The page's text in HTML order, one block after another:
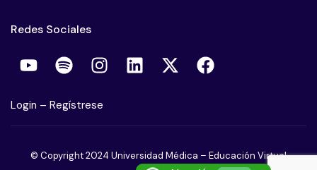
Redes Sociales
Login – Regístrese
© Copyright 2024 Universidad Médica – Educación Virtual